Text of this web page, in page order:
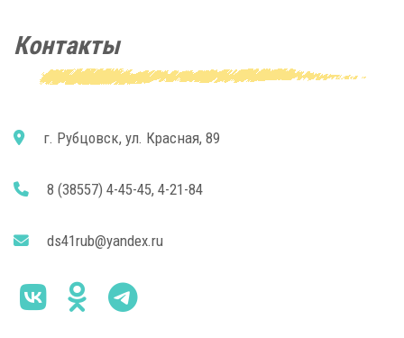
Контакты
г. Рубцовск, ул. Красная, 89
8 (38557) 4-45-45, 4-21-84
ds41rub@yandex.ru